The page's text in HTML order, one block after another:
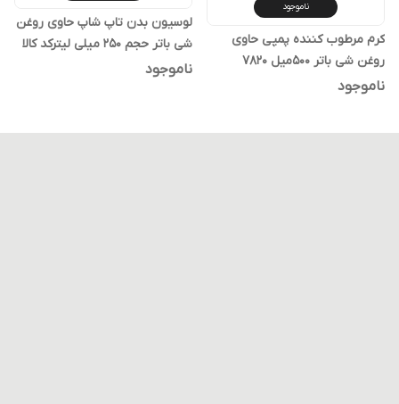
ناموجود
کرم مرطوب کننده پمپی حاوی
روغن شی باتر 500میل ۷۸۲۰
ناموجود
لوسیون بدن تاپ شاپ حاوی روغن
شی باتر حجم 250 میلی لیترکد کالا
۸۰۱۱
ناموجود